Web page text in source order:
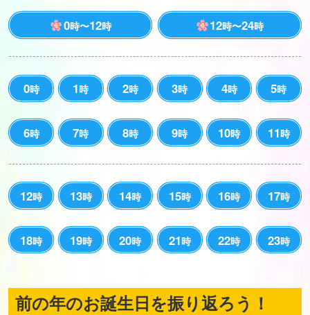
0時〜12時 12時〜24時
0時 1時 2時 3時 4時 5時
6時 7時 8時 9時 10時 11時
12時 13時 14時 15時 16時 17時
18時 19時 20時 21時 22時 23時
前の年のお誕生日を振り返ろう！